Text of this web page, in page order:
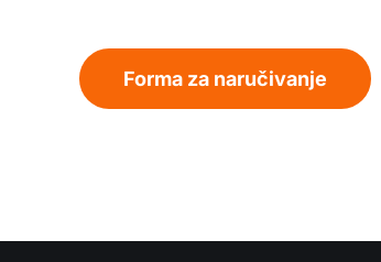
Forma za naručivanje